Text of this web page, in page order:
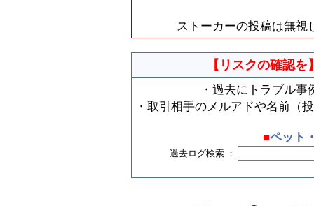
ストーカーの投稿は無視
【リスクの確認を
・過去にトラブル
・取引相手のメルアドや名前（
■ペット
過去ログ検索 ：